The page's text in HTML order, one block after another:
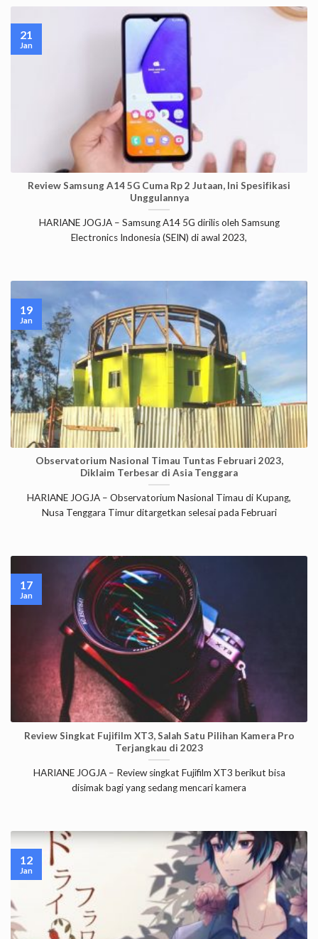
Review Samsung A14 5G Cuma Rp 2 Jutaan, Ini Spesifikasi
Unggulannya
HARIANE JOGJA – Samsung A14 5G dirilis oleh Samsung
Electronics Indonesia (SEIN) di awal 2023,
21
Jan
Observatorium Nasional Timau Tuntas Februari 2023,
Diklaim Terbesar di Asia Tenggara
HARIANE JOGJA – Observatorium Nasional Timau di Kupang,
Nusa Tenggara Timur ditargetkan selesai pada Februari
19
Jan
Review Singkat Fujifilm XT3, Salah Satu Pilihan Kamera Pro
Terjangkau di 2023
HARIANE JOGJA – Review singkat Fujifilm XT3 berikut bisa
disimak bagi yang sedang mencari kamera
17
Jan
12
Jan